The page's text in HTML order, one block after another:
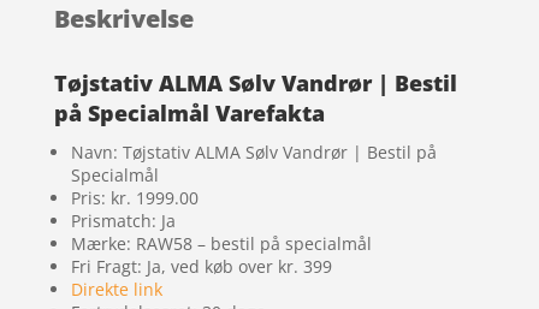
Beskrivelse
Tøjstativ ALMA Sølv Vandrør | Bestil
på Specialmål Varefakta
Navn: Tøjstativ ALMA Sølv Vandrør | Bestil på
Specialmål
Pris: kr. 1999.00
Prismatch: Ja
Mærke: RAW58 – bestil på specialmål
Fri Fragt: Ja, ved køb over kr. 399
Direkte link